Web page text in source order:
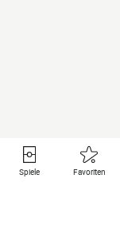
Spiele Favoriten